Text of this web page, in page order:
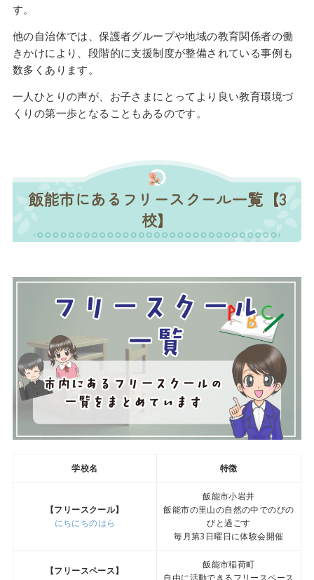
す。
他の自治体では、保護者グループや地域の教育関係者の働
きかけにより、段階的に支援制度が整備されている事例も
数多くあります。
一人ひとりの声が、お子さまにとってより良い教育環境づ
くりの第一歩となることもあるのです。
飯能市にあるフリースクール一覧【3
校】
学校名 特徴
【フリースクール】
にちにちのはら
飯能市小岩井
飯能市の里山の自然の中でのびの
びと過ごす
毎月第3日曜日に体験会開催
【フリースペース】
飯能市稲荷町
自由に活動できるフリースペース